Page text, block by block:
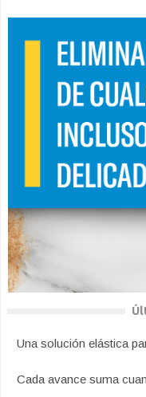
Una solución elástica
Cada avance suma